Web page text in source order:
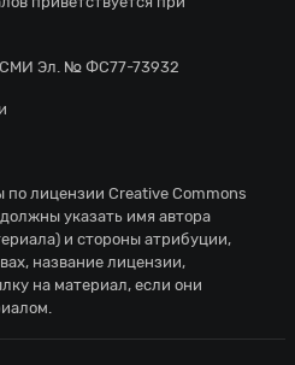
СМИ Эл. № ФС77-73932
по лицензии Creative Commons
указать имя автора
и стороны атрибуции,
название лицензии,
на материал, если они